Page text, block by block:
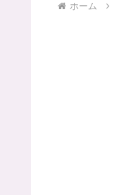
ホーム